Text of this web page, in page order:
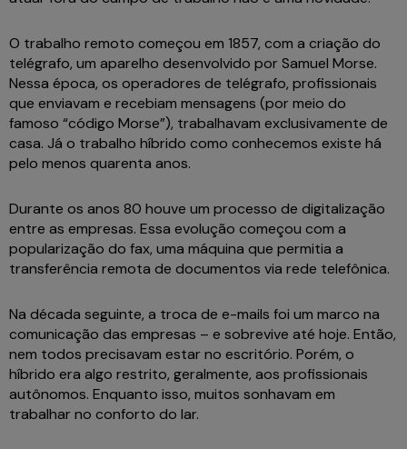
O trabalho remoto começou em 1857, com a criação do
telégrafo, um aparelho desenvolvido por Samuel Morse.
Nessa época, os operadores de telégrafo, profissionais
que enviavam e recebiam mensagens (por meio do
famoso “código Morse”), trabalhavam exclusivamente de
casa. Já o trabalho híbrido como conhecemos existe há
pelo menos quarenta anos.
Durante os anos 80 houve um processo de digitalização
entre as empresas. Essa evolução começou com a
popularização do fax, uma máquina que permitia a
transferência remota de documentos via rede telefônica.
Na década seguinte, a troca de e-mails foi um marco na
comunicação das empresas – e sobrevive até hoje. Então,
nem todos precisavam estar no escritório. Porém, o
híbrido era algo restrito, geralmente, aos profissionais
autônomos. Enquanto isso, muitos sonhavam em
trabalhar no conforto do lar.